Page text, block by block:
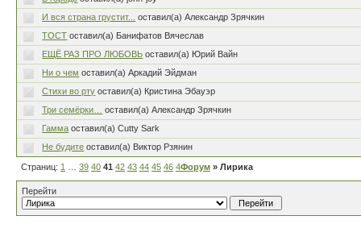
И вся страна грустит...
оставил(а) Александр Зрячкин
ТОСТ оставил(а) Банифатов Вячеслав
ЕЩЁ РАЗ ПРО ЛЮБОВЬ оставил(а) Юрий Вайн
Ни о чем оставил(а) Аркадий Эйдман
Стихи во рту оставил(а) Кристина Эбауэр
Три семёрки…
оставил(а) Александр Зрячкин
Гамма оставил(а) Cutty Sark
Не будите оставил(а) Виктор Рзянин
Страниц: 1 39 40 41 42 43 44 45 46 47…80
Форум » Лирика
Перейти